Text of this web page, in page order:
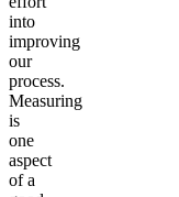
into
improving
our
process.
Measuring
is
one
aspect
of a